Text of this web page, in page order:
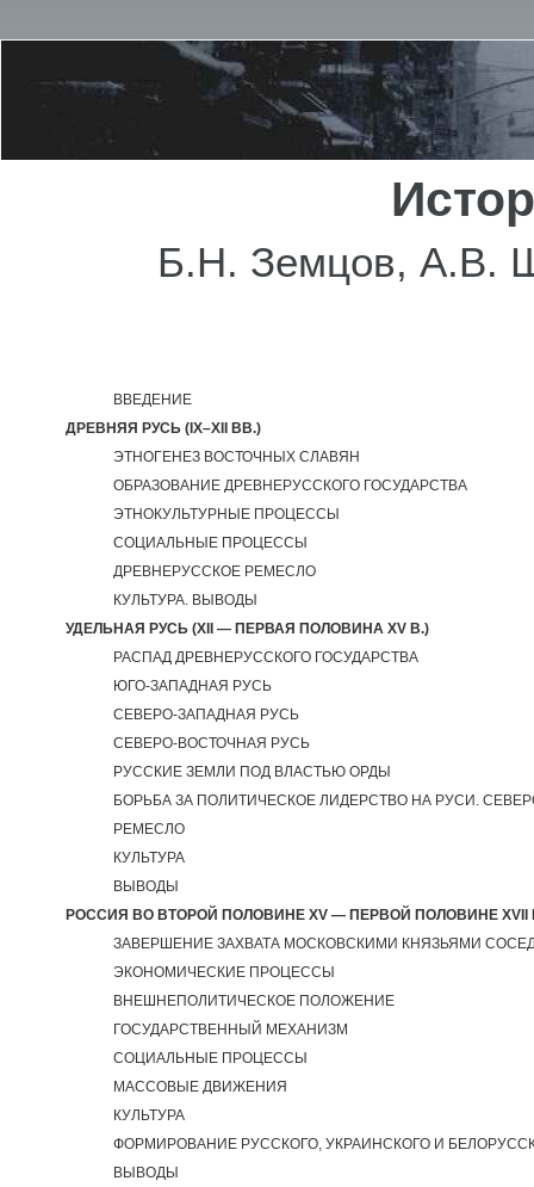
Б.Н. Земцов, А.В.
ВВЕДЕНИЕ
ДРЕВНЯЯ РУСЬ (IX–XII ВВ.)
ЭТНОГЕНЕЗ ВОСТОЧНЫХ СЛАВЯН
ОБРАЗОВАНИЕ ДРЕВНЕРУССКОГО ГОСУДАРСТВА
ЭТНОКУЛЬТУРНЫЕ ПРОЦЕССЫ
СОЦИАЛЬНЫЕ ПРОЦЕССЫ
ДРЕВНЕРУССКОЕ РЕМЕСЛО
КУЛЬТУРА. ВЫВОДЫ
УДЕЛЬНАЯ РУСЬ (XII — ПЕРВАЯ ПОЛОВИНА XV В.)
РАСПАД ДРЕВНЕРУССКОГО ГОСУДАРСТВА
ЮГО-ЗАПАДНАЯ РУСЬ
СЕВЕРО-ЗАПАДНАЯ РУСЬ
СЕВЕРО-ВОСТОЧНАЯ РУСЬ
РУССКИЕ ЗЕМЛИ ПОД ВЛАСТЬЮ ОРДЫ
БОРЬБА ЗА ПОЛИТИЧЕСКОЕ ЛИДЕРСТВО НА РУСИ.
РЕМЕСЛО
КУЛЬТУРА
ВЫВОДЫ
РОССИЯ ВО ВТОРОЙ ПОЛОВИНЕ XV — ПЕРВОЙ ПОЛОВИНЕ XVII
ЗАВЕРШЕНИЕ ЗАХВАТА МОСКОВСКИМИ КНЯЗЬЯМИ
ЭКОНОМИЧЕСКИЕ ПРОЦЕССЫ
ВНЕШНЕПОЛИТИЧЕСКОЕ ПОЛОЖЕНИЕ
ГОСУДАРСТВЕННЫЙ МЕХАНИЗМ
СОЦИАЛЬНЫЕ ПРОЦЕССЫ
МАССОВЫЕ ДВИЖЕНИЯ
КУЛЬТУРА
ФОРМИРОВАНИЕ РУССКОГО, УКРАИНСКОГО И
ВЫВОДЫ